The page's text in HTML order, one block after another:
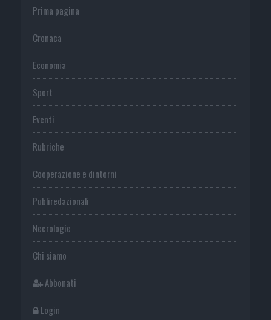
Prima pagina
Cronaca
Economia
Sport
Eventi
Rubriche
Cooperazione e dintorni
Publiredazionali
Necrologie
Chi siamo
Abbonati
Login